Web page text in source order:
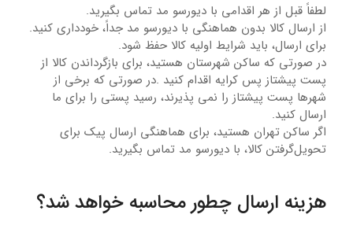
لطفاً قبل از هر اقدامی با دیورسو مد تماس بگیرید.
از ارسال کالا بدون هماهنگی با دیورسو مد جداً، خودداری کنید.
برای ارسال، باید شرایط اولیه کالا حفظ شود.
در صورتی که ساکن شهرستان هستید، برای بازگرداندن کالا از
پست پیشتاز پس کرایه اقدام کنید .در صورتی که برخی از
شهرها پست پیشتاز را نمی پذیرند، رسید پستی را برای ما
ارسال کنید.
اگر ساکن تهران هستید، برای هماهنگی ارسال پیک برای
تحویل‌گرفتن کالا، با دیورسو مد تماس بگیرید.
هزینه ارسال چطور محاسبه خواهد شد؟